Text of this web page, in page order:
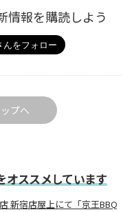
情報を購読しよう
プへ
オススメしています
新宿店屋上にて「京王BBQ